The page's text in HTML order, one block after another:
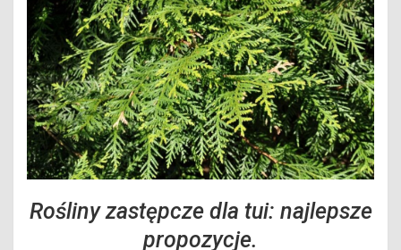
Rośliny zastępcze dla tui: najlepsze
propozycje.